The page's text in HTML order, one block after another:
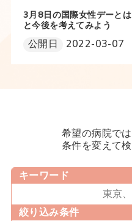
3月8日の国際女性デーと
と今後を考えてみよう
公開日 2022-03-07
希望の病院で
条件を変えて
キーワード
絞り込み条件